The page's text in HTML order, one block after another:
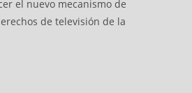
el nuevo mecanismo de
de televisión de la